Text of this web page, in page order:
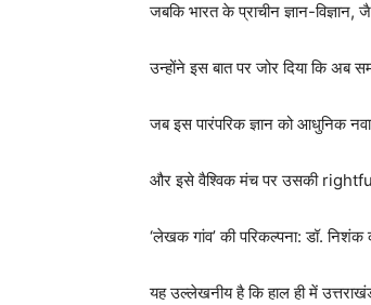
जबकि भारत के प्राचीन ज्ञान-
उन्होंने इस बात पर जोर दिया कि अब
जब इस पारंपरिक ज्ञान को आधुनिक
और इसे वैश्विक मंच पर उसकी
‘लेखक गांव’ की परिकल्पना: डॉ. निशंक
यह उल्लेखनीय है कि हाल ही में